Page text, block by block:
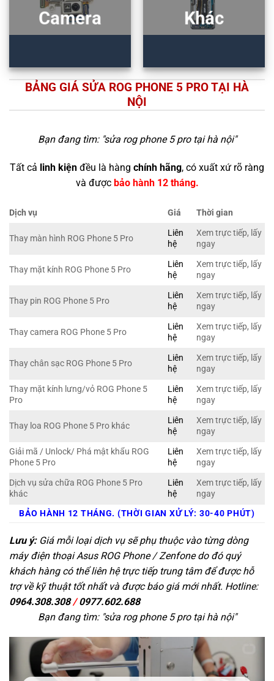
Camera Khác
BẢNG GIÁ SỬA ROG PHONE 5 PRO TẠI HÀ
NỘI
Bạn đang tìm: "sửa rog phone 5 pro tại hà nội"
Tất cả linh kiện đều là hàng chính hãng, có xuất xứ rõ ràng
và được bảo hành 12 tháng.
Dịch vụ Giá Thời gian
Thay màn hình ROG Phone 5 Pro
Liên
hệ
Xem trực tiếp, lấy
ngay
Thay mặt kính ROG Phone 5 Pro
Liên
hệ
Xem trực tiếp, lấy
ngay
Thay pin ROG Phone 5 Pro
Liên
hệ
Xem trực tiếp, lấy
ngay
Thay camera ROG Phone 5 Pro
Liên
hệ
Xem trực tiếp, lấy
ngay
Thay chân sạc ROG Phone 5 Pro
Liên
hệ
Xem trực tiếp, lấy
ngay
Thay mặt kính lưng/vỏ ROG Phone 5
Pro
Liên
hệ
Xem trực tiếp, lấy
ngay
Thay loa ROG Phone 5 Pro khác
Liên
hệ
Xem trực tiếp, lấy
ngay
Giải mã / Unlock/ Phá mật khẩu ROG
Phone 5 Pro
Liên
hệ
Xem trực tiếp, lấy
ngay
Dịch vụ sửa chữa ROG Phone 5 Pro
khác
Liên
hệ
Xem trực tiếp, lấy
ngay
BẢO HÀNH 12 THÁNG. (THỜI GIAN XỬ LÝ: 30-40 PHÚT)
Lưu ý:Giá mỗi loại dịch vụ sẽ phụ thuộc vào từng dòng
máy điện thoại Asus ROG Phone / Zenfone do đó quý
khách hàng có thể liên hệ trực tiếp trung tâm để được hỗ
trợ về kỹ thuật tốt nhất và được báo giá mới nhất. Hotline:
0964.308.308/0977.602.688
Bạn đang tìm: "sửa rog phone 5 pro tại hà nội"